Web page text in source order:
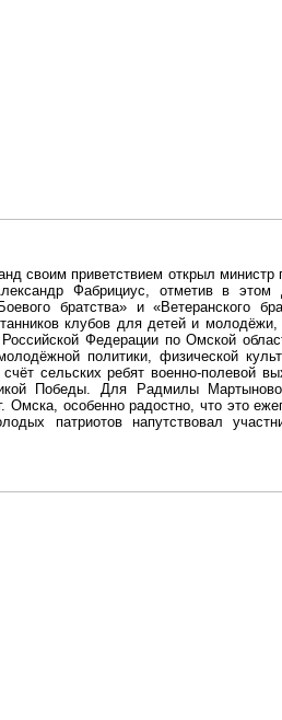
своим приветствием открыл
Фабрициус, отметив в этом
братства» и «Ветеранского
клубов для детей и
Федерации по Омской
политики, физической
сельских ребят военно-полевой
Победы. Для Радмилы
Омска, особенно радостно, что это
патриотов напутствовал